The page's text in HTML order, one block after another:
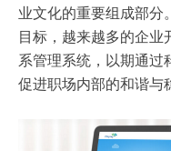
业文化的重要组成部分
目标，越来越多的企业
系管理系统，以期通过
促进职场内部的和谐与